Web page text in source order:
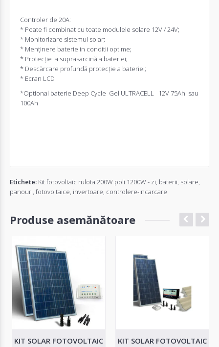
Controler de 20A:
* Poate fi combinat cu toate modulele solare 12V / 24V;
* Monitorizare sistemul solar;
* Menținere baterie in conditii optime;
* Protecție la suprasarcină a bateriei;
* Descărcare profundă protecție a bateriei;
* Ecran LCD
*Optional baterie Deep Cycle Gel ULTRACELL 12V 75Ah sau
100Ah
Etichete: Kit fotovoltaic rulota 200W poli 1200W - zi baterii solare
panouri fotovoltaice invertoare controlere-incarcare
Produse asemănătoare
KIT SOLAR FOTOVOLTAIC
KIT SOLAR FOTOVOLTAIC